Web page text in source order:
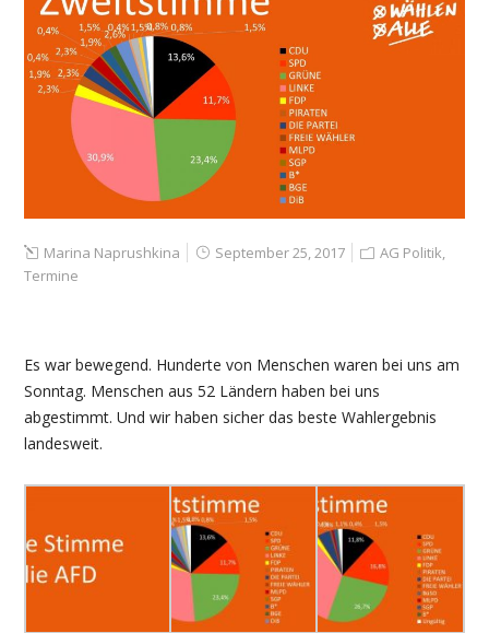
Marina Naprushkina September 25, 2017 AG Politik,
Termine
Es war bewegend. Hunderte von Menschen waren bei uns am
Sonntag. Menschen aus 52 Ländern haben bei uns
abgestimmt. Und wir haben sicher das beste Wahlergebnis
landesweit.